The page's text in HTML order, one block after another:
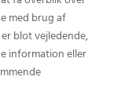
med brug af
blot vejledende,
information eller